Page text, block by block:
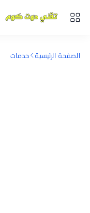
الصفحة الرئيسية خدمات